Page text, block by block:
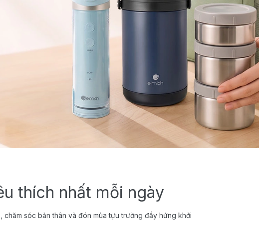
thích nhất mỗi ngày
chăm sóc bản thân và đón mùa tựu trường đầy hứng khởi